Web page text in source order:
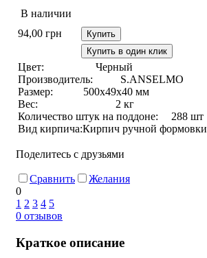
В наличии
94,00 грн
Купить
Купить в один клик
Цвет:
Черный
Производитель:
S.ANSELMO
Размер:
500х49х40 мм
Вес:
2 кг
Количество штук на поддоне:
288 шт
Вид кирпича:Кирпич ручной формовки
Поделитесь с друзьями
Сравнить
Желания
0
1 2 3 4 5
0 отзывов
Краткое описание